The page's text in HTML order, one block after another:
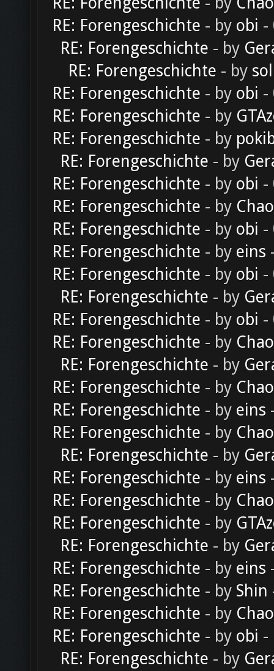
RE: Forengeschichte - by obi -
RE: Forengeschichte - by
RE: Forengeschichte - by
RE: Forengeschichte - by obi -
RE: Forengeschichte - by
RE: Forengeschichte - by
RE: Forengeschichte - by
RE: Forengeschichte - by obi -
RE: Forengeschichte - by
RE: Forengeschichte - by obi -
RE: Forengeschichte - by eins
RE: Forengeschichte - by obi -
RE: Forengeschichte - by
RE: Forengeschichte - by obi -
RE: Forengeschichte - by
RE: Forengeschichte - by
RE: Forengeschichte - by
RE: Forengeschichte - by eins
RE: Forengeschichte - by
RE: Forengeschichte - by
RE: Forengeschichte - by eins
RE: Forengeschichte - by
RE: Forengeschichte - by
RE: Forengeschichte - by
RE: Forengeschichte - by eins
RE: Forengeschichte - by Shin
RE: Forengeschichte - by
RE: Forengeschichte - by obi -
RE: Forengeschichte - by